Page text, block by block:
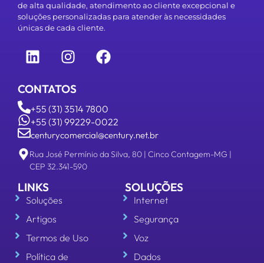
de alta qualidade, atendimento ao cliente excepcional e
soluções personalizadas para atender às necessidades
únicas de cada cliente.
CONTATOS
+55 (31) 3514 7800
+55 (31) 99229-0022
centurycomercial@century.net.br
Rua José Permínio da Silva, 80 | Cinco Contagem-MG |
CEP 32.341-590
LINKS
Soluções
Artigos
Termos de Uso
Política de
SOLUÇÕES
Internet
Segurança
Voz
Dados